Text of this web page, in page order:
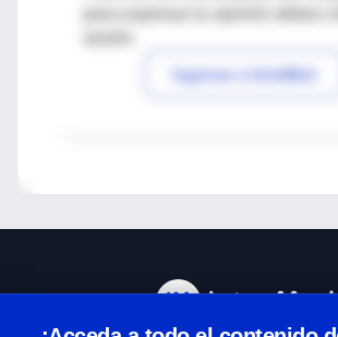
Ingresar a IntraMed